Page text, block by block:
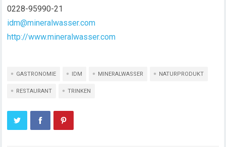
0228-95990-21
idm@mineralwasser.com
http://www.mineralwasser.com
GASTRONOMIE IDM MINERALWASSER NATURPRODUKT
RESTAURANT TRINKEN